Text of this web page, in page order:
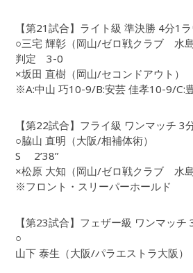
【第21試合】ライト級 準決勝 4分1
○三宅 輝彰（岡山/ゼロ戦クラブ 水島
判定 3-0
×坂田 直樹（岡山/セコンドアウト）
※A:中山 巧10-9/B:安芸 佳孝10-9/C:
【第22試合】フライ級 ワンマッチ 3
○脇山 直明（大阪/相補体術）
S 2’38”
×松原 大知（岡山/ゼロ戦クラブ 水島
※フロント・スリーパーホールド
【第23試合】フェザー級 ワンマッチ
○
山下 泰生（大阪/パラエストラ大阪）